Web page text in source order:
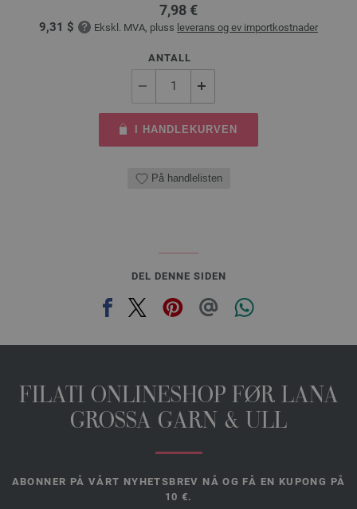
7,98 €
9,31 $ Ekskl. MVA, pluss leverans og ev importkostnader
ANTALL
I HANDLEKURVEN
På handlelisten
DEL DENNE SIDEN
FILATI ONLINESHOP FØR LANA
GROSSA GARN & ULL
ABONNER PÅ VÅRT NYHETSBREV NÅ OG FÅ EN KUPONG PÅ
10 €.